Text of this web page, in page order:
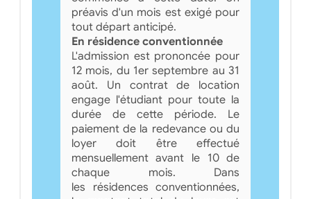
préavis d'un mois est exigé pour
tout départ anticipé.
En résidence conventionnée
L'admission est prononcée pour
12 mois, du 1er septembre au 31
août. Un contrat de location
engage l'étudiant pour toute la
durée de cette période. Le
paiement de la redevance ou du
loyer doit être effectué
mensuellement avant le 10 de
chaque mois. Dans
les résidences conventionnées,